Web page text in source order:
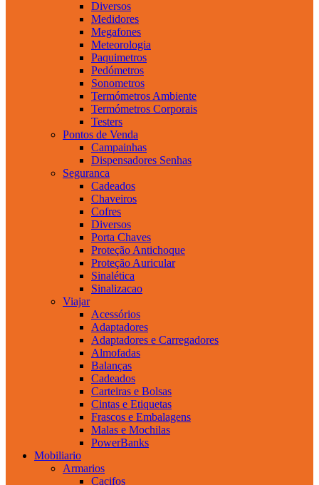
Diversos
Medidores
Megafones
Meteorologia
Paquimetros
Pedómetros
Sonometros
Termómetros Ambiente
Termómetros Corporais
Testers
Pontos de Venda
Campainhas
Dispensadores Senhas
Seguranca
Cadeados
Chaveiros
Cofres
Diversos
Porta Chaves
Proteção Antichoque
Proteção Auricular
Sinalética
Sinalizacao
Viajar
Acessórios
Adaptadores
Adaptadores e Carregadores
Almofadas
Balanças
Cadeados
Carteiras e Bolsas
Cintas e Etiquetas
Frascos e Embalagens
Malas e Mochilas
PowerBanks
Mobiliario
Armarios
Cacifos